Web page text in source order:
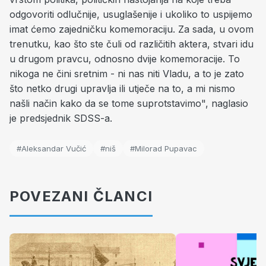
odgovoriti odlučnije, usuglašenije i ukoliko to uspijemo
imat ćemo zajedničku komemoraciju. Za sada, u ovom
trenutku, kao što ste čuli od različitih aktera, stvari idu
u drugom pravcu, odnosno dvije komemoracije. To
nikoga ne čini sretnim - ni nas niti Vladu, a to je zato
što netko drugi upravlja ili utječe na to, a mi nismo
našli način kako da se tome suprotstavimo", naglasio
je predsjednik SDSS-a.
#Aleksandar Vučić #niš #Milorad Pupavac
POVEZANI ČLANCI